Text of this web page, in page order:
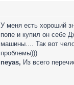
У меня есть хороший
попе и купил он себе
машины.... Так вот
проблемы)))
neyas, Из всего